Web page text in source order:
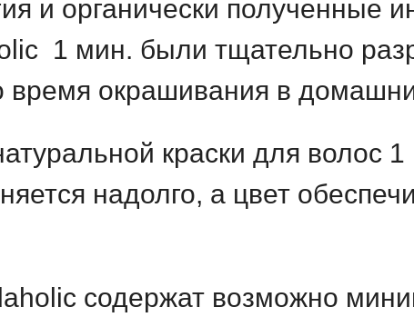
и органически полученные
1 мин. были тщательно
окрашивания в
краски для волос
надолго, а цвет
содержат возможно